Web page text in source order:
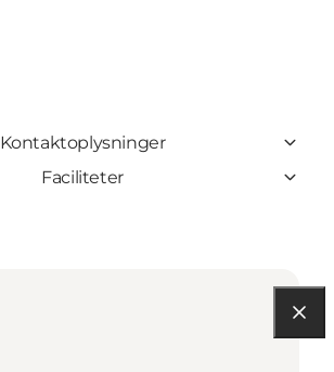
Kontaktoplysninger
Faciliteter